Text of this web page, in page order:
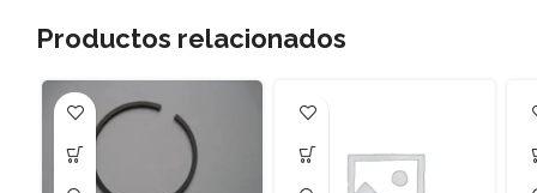
Productos relacionados